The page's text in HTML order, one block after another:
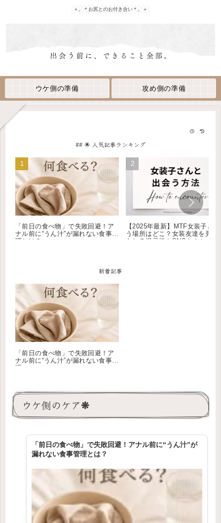
＋。＊お尻とのお付き合い＊。＋
ウケ側の準備 攻め側の準備
## 🌟 人気記事ランキング
「前日の食べ物」で失敗回避！ア
ナル前に“うん汁”が漏れない食事管
理とは？
【2025年最新】MTF女装子と
う場所はどこ？女装友達を見つ
られる掲示板やSNSをまとめて
新着記事
「前日の食べ物」で失敗回避！ア
ナル前に“うん汁”が漏れない食事管
理とは？
ウケ側のケア❋
「前日の食べ物」で失敗回避！アナル前に“うん汁”が
漏れない食事管理とは？